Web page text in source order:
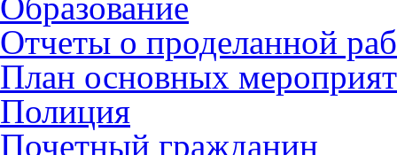
Отчеты о проделанной
План основных
Полиция
Почетный гражданин